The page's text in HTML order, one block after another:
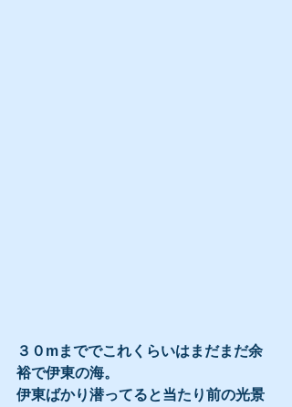
３０mまででこれくらいはまだまだ余
裕で伊東の海。
伊東ばかり潜ってると当たり前の光景